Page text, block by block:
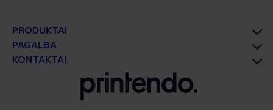
PRODUKTAI
PAGALBA
KONTAKTAI